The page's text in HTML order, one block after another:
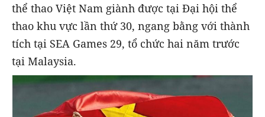
thể thao Việt Nam giành được tại Đại hội thể
thao khu vực lần thứ 30, ngang bằng với thành
tích tại SEA Games 29, tổ chức hai năm trước
tại Malaysia.